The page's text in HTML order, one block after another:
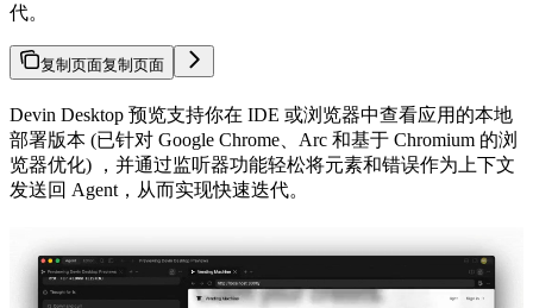
代。
复制页面复制页面
Devin Desktop 预览支持你在 IDE 或浏览器中查看应用的本地
部署版本 (已针对 Google Chrome、Arc 和基于 Chromium 的浏
览器优化) ，并通过监听器功能轻松将元素和错误作为上下文
发送回 Agent，从而实现快速迭代。